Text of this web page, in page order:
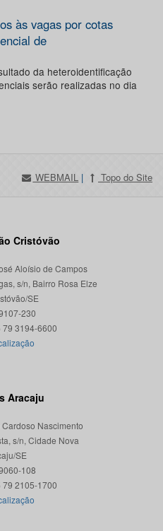
às vagas por cotas
de
da heteroidentificação
serão realizadas no dia
WEBMAIL | Topo do Site
Cristóvão
Aloísio de Campos
s/n, Bairro Rosa Elze
SE
230
Aracaju
Nascimento
s/n, Cidade Nova
SE
108